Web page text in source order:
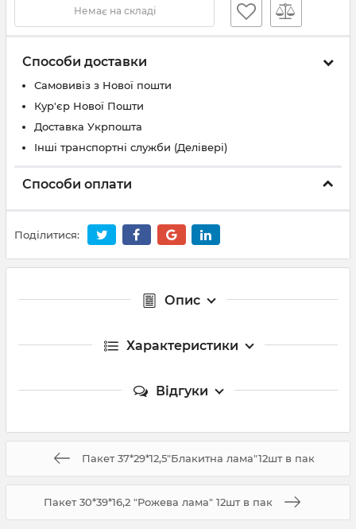
Немає на складі
Способи доставки
Самовивіз з Нової пошти
Кур'єр Нової Пошти
Доставка Укрпошта
Інші транспортні служби (Делівері)
Способи оплати
Поділитися:
Опис
Характеристики
Відгуки
Пакет 37*29*12,5"Блакитна лама"12шт в пак
Пакет 30*39*16,2 "Рожева лама" 12шт в пак